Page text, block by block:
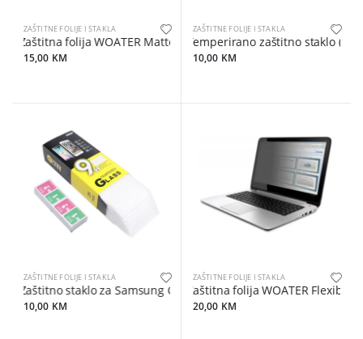
ZAŠTITNE FOLIJE I STAKLA
Zaštitna folija WOATER Matte Flexible explosion-proof
15,00 KM
ZAŠTITNE FOLIJE I STAKLA
Temperirano zaštitno staklo
10,00 KM
ZAŠTITNE FOLIJE I STAKLA
Zaštitno staklo za Samsung Galaxy A14 4G / A14 5G
10,00 KM
ZAŠTITNE FOLIJE I STAKLA
Zaštitna folija WOATER Flexible
20,00 KM